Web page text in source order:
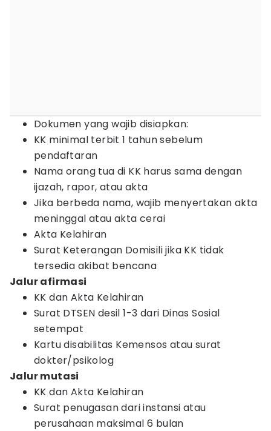
Dokumen yang wajib disiapkan:
KK minimal terbit 1 tahun sebelum
pendaftaran
Nama orang tua di KK harus sama dengan
ijazah, rapor, atau akta
Jika berbeda nama, wajib menyertakan akta
meninggal atau akta cerai
Akta Kelahiran
Surat Keterangan Domisili jika KK tidak
tersedia akibat bencana
Jalur afirmasi
KK dan Akta Kelahiran
Surat DTSEN desil 1-3 dari Dinas Sosial
setempat
Kartu disabilitas Kemensos atau surat
dokter/psikolog
Jalur mutasi
KK dan Akta Kelahiran
Surat penugasan dari instansi atau
perusahaan maksimal 6 bulan